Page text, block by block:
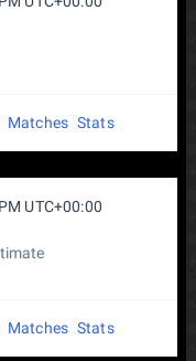
Matches Stats
UTC+00:00
Matches Stats